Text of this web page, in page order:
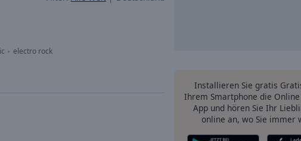
electro rock
Installieren Sie gratis
Ihrem Smartphone die Online
App und hören Sie Ihr
online an, wo Sie immer